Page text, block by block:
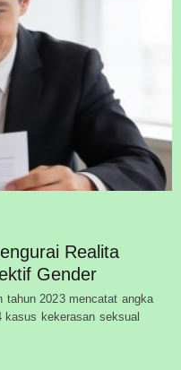
Realita
Gender
tahun 2023 mencatat angka
kekerasan seksual